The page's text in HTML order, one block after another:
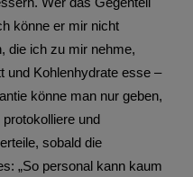
könne er mir nicht
die ich zu mir nehme,
und Kohlenhydrate esse –
könne man nur geben,
und
sobald die
„So personal kann kaum